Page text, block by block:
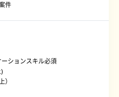
件
ションスキル必須